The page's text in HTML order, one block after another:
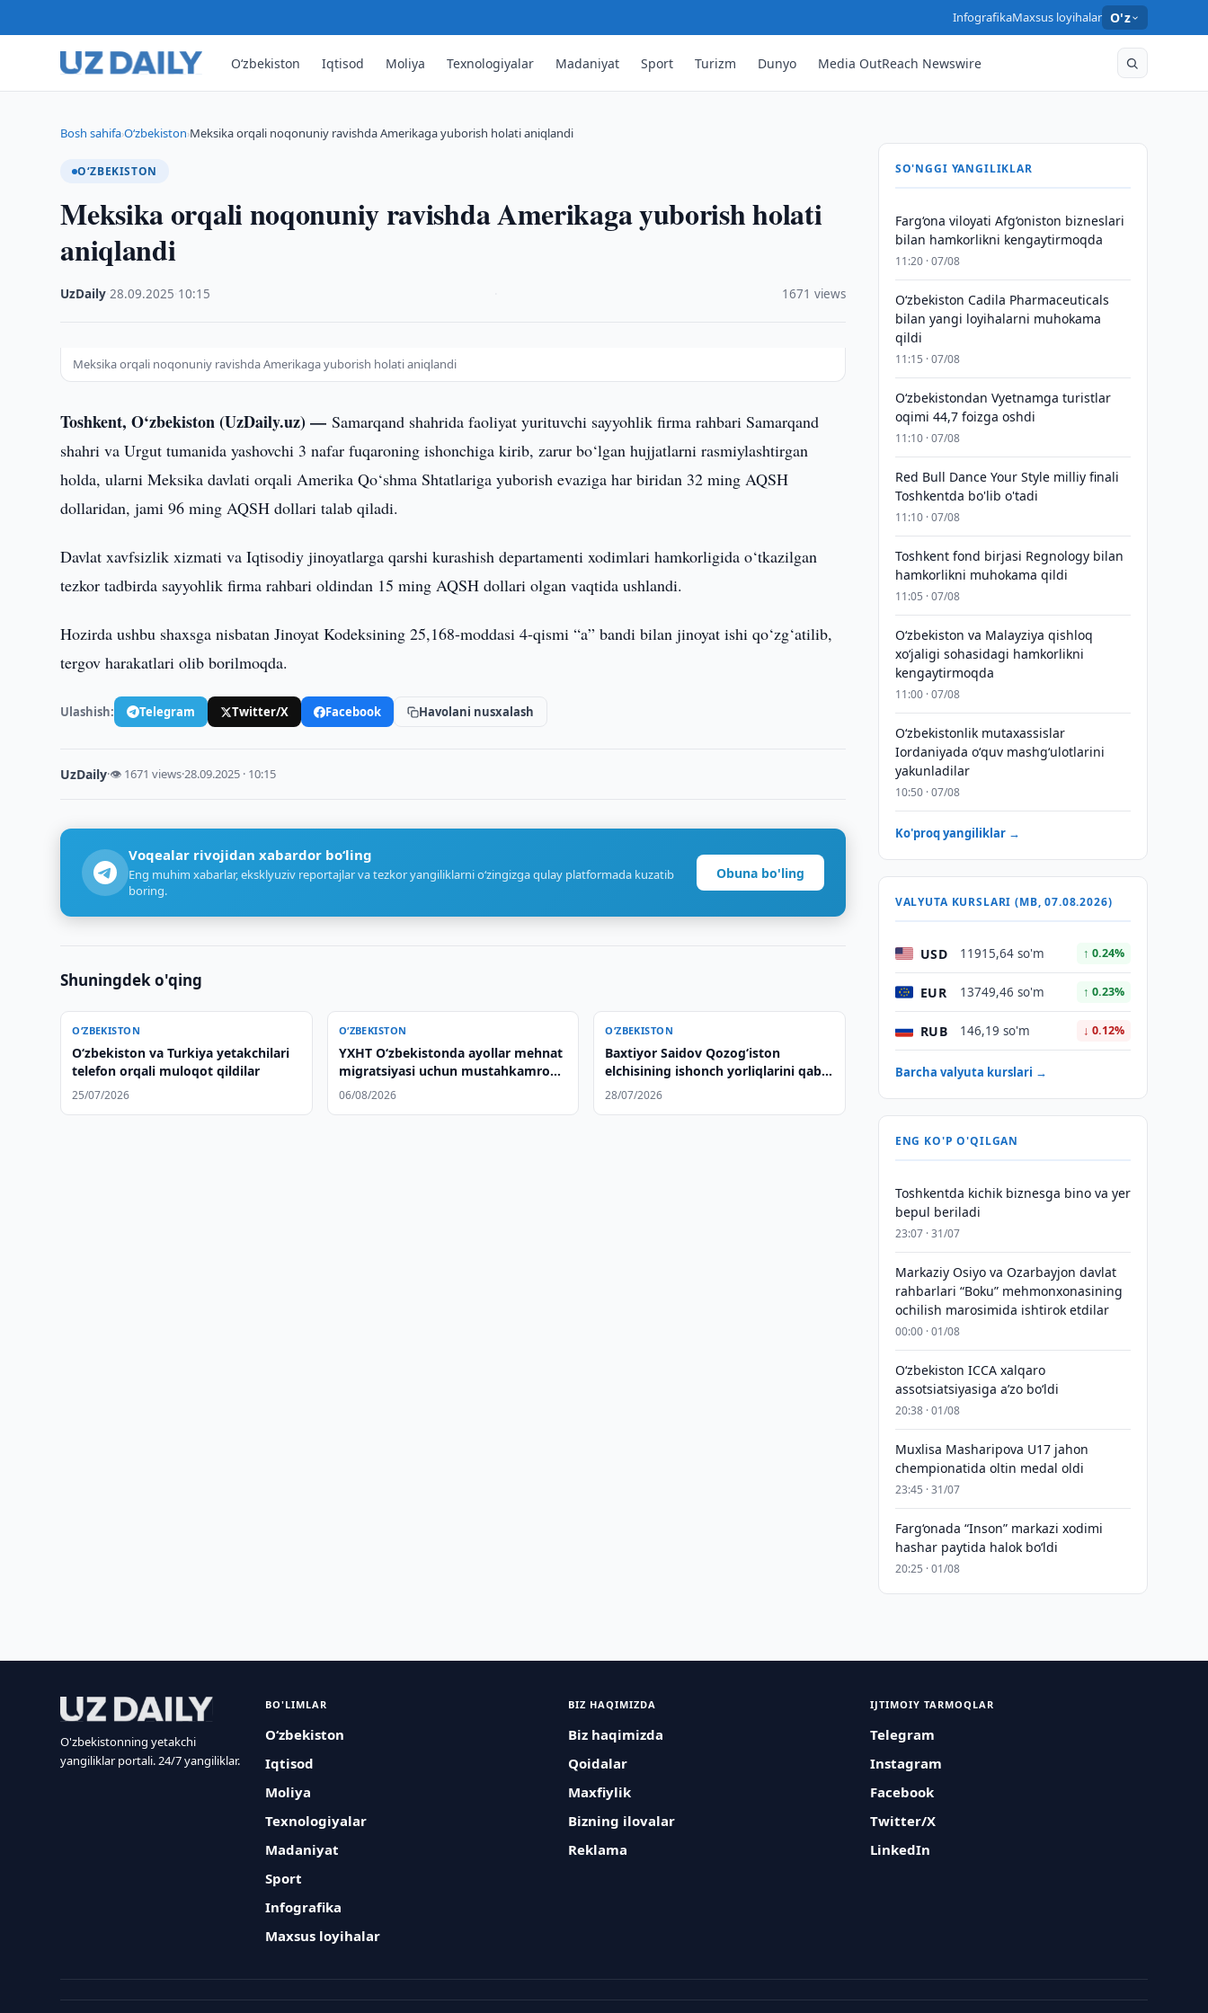
InfografikaMaxsus loyihalar O'z
O‘zbekiston Iqtisod Moliya Texnologiyalar Madaniyat Sport Turizm Dunyo Media OutReach Newswire
Bosh sahifa›O‘zbekiston›Meksika orqali noqonuniy ravishda Amerikaga yuborish holati aniqlandi
O‘ZBEKISTON
Meksika orqali noqonuniy ravishda Amerikaga yuborish holati
aniqlandi
UzDaily ·28.09.2025 10:15 1671 views
Meksika orqali noqonuniy ravishda Amerikaga yuborish holati aniqlandi
Toshkent, O‘zbekiston (UzDaily.uz) —Samarqand shahrida faoliyat yurituvchi sayyohlik firma rahbari Samarqand
shahri va Urgut tumanida yashovchi 3 nafar fuqaroning ishonchiga kirib, zarur bo‘lgan hujjatlarni rasmiylashtirgan
holda, ularni Meksika davlati orqali Amerika Qo‘shma Shtatlariga yuborish evaziga har biridan 32 ming AQSH
dollaridan, jami 96 ming AQSH dollari talab qiladi.
Davlat xavfsizlik xizmati va Iqtisodiy jinoyatlarga qarshi kurashish departamenti xodimlari hamkorligida o‘tkazilgan
tezkor tadbirda sayyohlik firma rahbari oldindan 15 ming AQSH dollari olgan vaqtida ushlandi.
Hozirda ushbu shaxsga nisbatan Jinoyat Kodeksining 25,168-moddasi 4-qismi “a” bandi bilan jinoyat ishi qo‘zg‘atilib,
tergov harakatlari olib borilmoqda.
Ulashish: Telegram Twitter/X Facebook Havolani nusxalash
UzDaily·👁 1671 views·28.09.2025 · 10:15
Voqealar rivojidan xabardor bo‘ling
Eng muhim xabarlar, eksklyuziv reportajlar va tezkor yangiliklarni o‘zingizga qulay platformada kuzatib
boring.
Obuna bo'ling
Shuningdek o'qing
O‘ZBEKISTON
Oʻzbekiston va Turkiya yetakchilari
telefon orqali muloqot qildilar
25/07/2026
O‘ZBEKISTON
YXHT O‘zbekistonda ayollar mehnat
migratsiyasi uchun mustahkamroq
boshqaruvni qo‘llab-quvvatlaydi
06/08/2026
O‘ZBEKISTON
Baxtiyor Saidov Qozog‘iston
elchisining ishonch yorliqlarini qabul
qildi
28/07/2026
SO'NGGI YANGILIKLAR
Farg‘ona viloyati Afg‘oniston bizneslari
bilan hamkorlikni kengaytirmoqda
11:20 · 07/08
Oʻzbekiston Cadila Pharmaceuticals
bilan yangi loyihalarni muhokama
qildi
11:15 · 07/08
O‘zbekistondan Vyetnamga turistlar
oqimi 44,7 foizga oshdi
11:10 · 07/08
Red Bull Dance Your Style milliy finali
Toshkentda bo'lib o'tadi
11:10 · 07/08
Toshkent fond birjasi Regnology bilan
hamkorlikni muhokama qildi
11:05 · 07/08
Oʻzbekiston va Malayziya qishloq
xoʻjaligi sohasidagi hamkorlikni
kengaytirmoqda
11:00 · 07/08
Oʻzbekistonlik mutaxassislar
Iordaniyada oʻquv mashgʻulotlarini
yakunladilar
10:50 · 07/08
Ko'proq yangiliklar →
VALYUTA KURSLARI (MB, 07.08.2026)
USD 11915,64 so'm ↑ 0.24%
EUR 13749,46 so'm ↑ 0.23%
RUB 146,19 so'm ↓ 0.12%
Barcha valyuta kurslari →
ENG KO'P O'QILGAN
Toshkentda kichik biznesga bino va yer
bepul beriladi
23:07 · 31/07
Markaziy Osiyo va Ozarbayjon davlat
rahbarlari “Boku” mehmonxonasining
ochilish marosimida ishtirok etdilar
00:00 · 01/08
O‘zbekiston ICCA xalqaro
assotsiatsiyasiga aʼzo bo‘ldi
20:38 · 01/08
Muxlisa Masharipova U17 jahon
chempionatida oltin medal oldi
23:45 · 31/07
Farg‘onada “Inson” markazi xodimi
hashar paytida halok bo‘ldi
20:25 · 01/08
O'zbekistonning yetakchi
yangiliklar portali. 24/7 yangiliklar.
BO'LIMLAR
O‘zbekiston
Iqtisod
Moliya
Texnologiyalar
Madaniyat
Sport
Infografika
Maxsus loyihalar
BIZ HAQIMIZDA
Biz haqimizda
Qoidalar
Maxfiylik
Bizning ilovalar
Reklama
IJTIMOIY TARMOQLAR
Telegram
Instagram
Facebook
Twitter/X
LinkedIn